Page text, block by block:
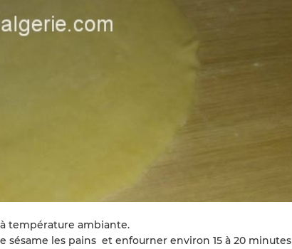
température ambiante.
les pains et enfourner environ 15 à 20 minutes